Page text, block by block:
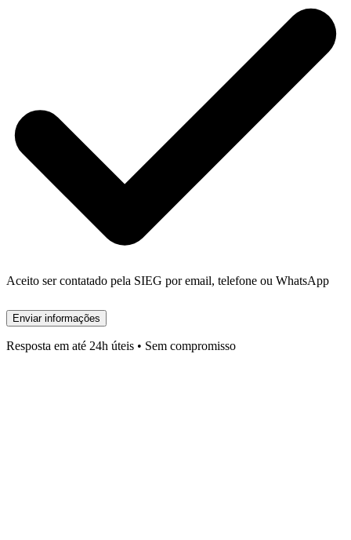
Aceito ser contatado pela SIEG por email, telefone ou WhatsApp
Enviar informações
Resposta em até 24h úteis • Sem compromisso